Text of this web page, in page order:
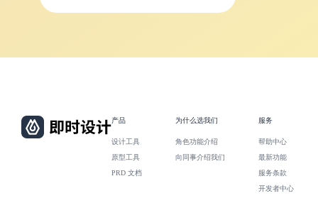
产品
设计工具
原型工具
PRD 文档
为什么选我们
角色功能介绍
向同事介绍我们
服务
帮助中心
最新功能
服务条款
开发者中心